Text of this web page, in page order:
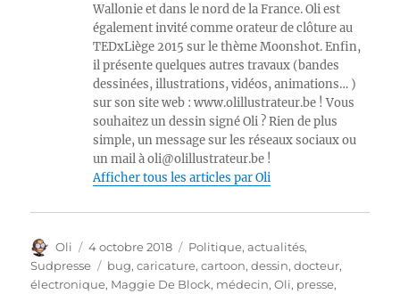
Wallonie et dans le nord de la France. Oli est
également invité comme orateur de clôture au
TEDxLiège 2015 sur le thème Moonshot. Enfin,
il présente quelques autres travaux (bandes
dessinées, illustrations, vidéos, animations… )
sur son site web : www.olillustrateur.be ! Vous
souhaitez un dessin signé Oli ? Rien de plus
simple, un message sur les réseaux sociaux ou
un mail à oli@olillustrateur.be !
Afficher tous les articles par Oli
Auteur
Oli
Publié
le
4 octobre 2018 Catégories
Politique, actualités,
Sudpresse
Étiquettes
bug,caricature,cartoon,dessin,docteur,
électronique, Maggie De Block, médecin,Oli, presse,